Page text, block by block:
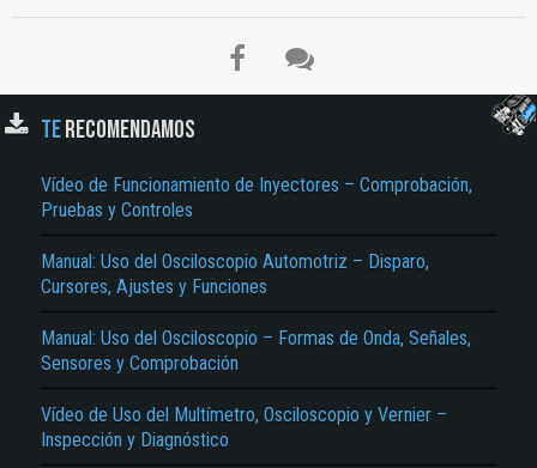
TERECOMENDAMOS
Vídeo de Funcionamiento de Inyectores – Comprobación,
Pruebas y Controles
Manual: Uso del Osciloscopio Automotriz – Disparo,
Cursores, Ajustes y Funciones
Manual: Uso del Osciloscopio – Formas de Onda, Señales,
Sensores y Comprobación
Vídeo de Uso del Multímetro, Osciloscopio y Vernier –
Inspección y Diagnóstico
El Título es incorrecto según el contenido.
No carga o no se visualiza el contenido.
Reportar otro tipo de error...